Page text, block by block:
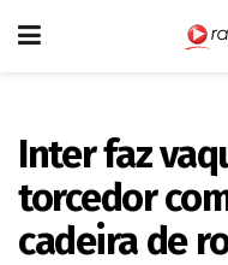
Inter faz
torcedor
cadeira de